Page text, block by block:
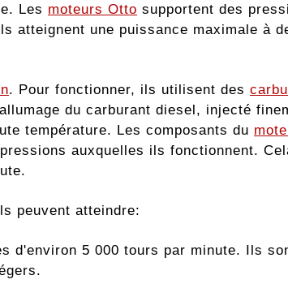
Les moteurs Otto supportent des
atteignent une puissance maximale à
. Pour fonctionner, ils utilisent des
du carburant diesel, injecté
température. Les composants du
auxquelles ils fonctionnent.
peuvent atteindre:
d'environ 5 000 tours par minute. Ils